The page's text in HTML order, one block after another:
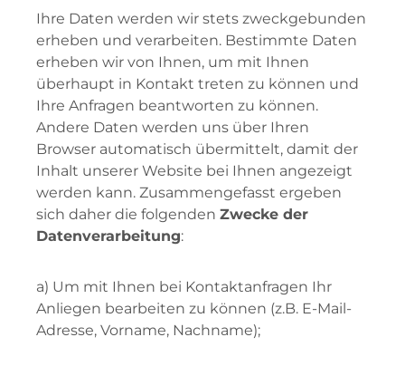
Ihre Daten werden wir stets zweckgebunden
erheben und verarbeiten. Bestimmte Daten
erheben wir von Ihnen, um mit Ihnen
überhaupt in Kontakt treten zu können und
Ihre Anfragen beantworten zu können.
Andere Daten werden uns über Ihren
Browser automatisch übermittelt, damit der
Inhalt unserer Website bei Ihnen angezeigt
werden kann. Zusammengefasst ergeben
sich daher die folgenden Zwecke der
Datenverarbeitung:
a) Um mit Ihnen bei Kontaktanfragen Ihr
Anliegen bearbeiten zu können (z.B. E-Mail-
Adresse, Vorname, Nachname);